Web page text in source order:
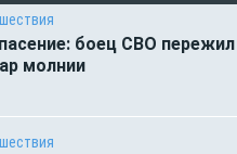
боец СВО пережил
молнии